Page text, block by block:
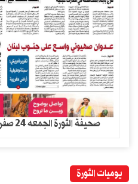
صحيفة الثورة الجمعه 24 صفر 1448- 7 اغسطس 2026
يوميات الثورة